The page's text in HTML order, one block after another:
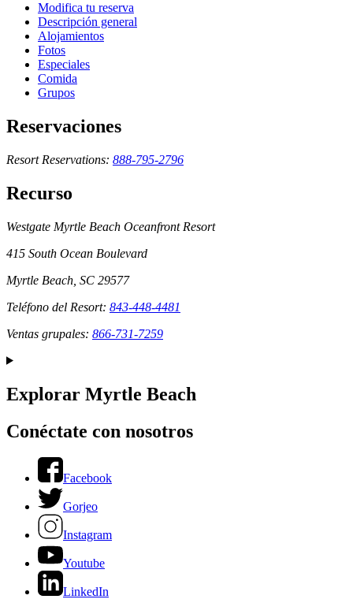
Modifica tu reserva
Descripción general
Alojamientos
Fotos
Especiales
Comida
Grupos
Reservaciones
Resort Reservations: 888-795-2796
Recurso
Westgate Myrtle Beach Oceanfront Resort
415 South Ocean Boulevard
Myrtle Beach, SC 29577
Teléfono del Resort: 843-448-4481
Ventas grupales: 866-731-7259
Explorar Myrtle Beach
Conéctate con nosotros
Facebook
Gorjeo
Instagram
Youtube
LinkedIn